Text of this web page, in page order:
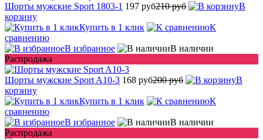
Шорты мужские Sport 1803-1 197 руб210 руб
В
корзину
Купить в 1 клик
К
сравнению
В избранное
В наличии
Распродажа
Шорты мужские Sport A10-3 168 руб200 руб
В
корзину
Купить в 1 клик
К
сравнению
В избранное
В наличии
Распродажа